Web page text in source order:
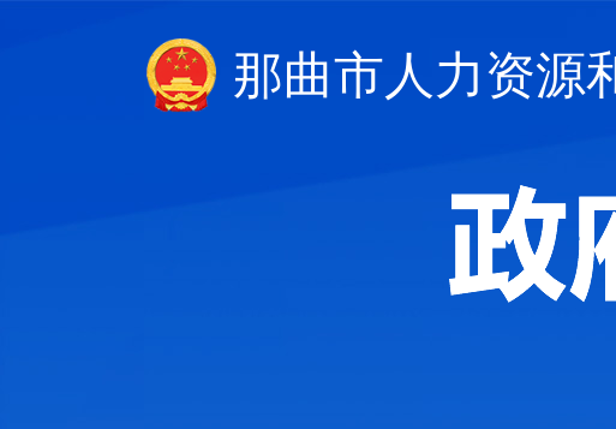
那曲市人力资源